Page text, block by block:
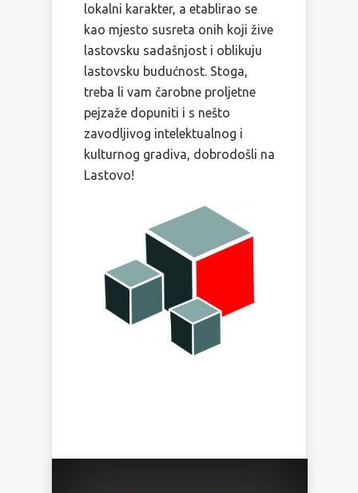
lokalni karakter, a etablirao se
kao mjesto susreta onih koji žive
lastovsku sadašnjost i oblikuju
lastovsku budućnost. Stoga,
treba li vam čarobne proljetne
pejzaže dopuniti i s nešto
zavodljivog intelektualnog i
kulturnog gradiva, dobrodošli na
Lastovo!